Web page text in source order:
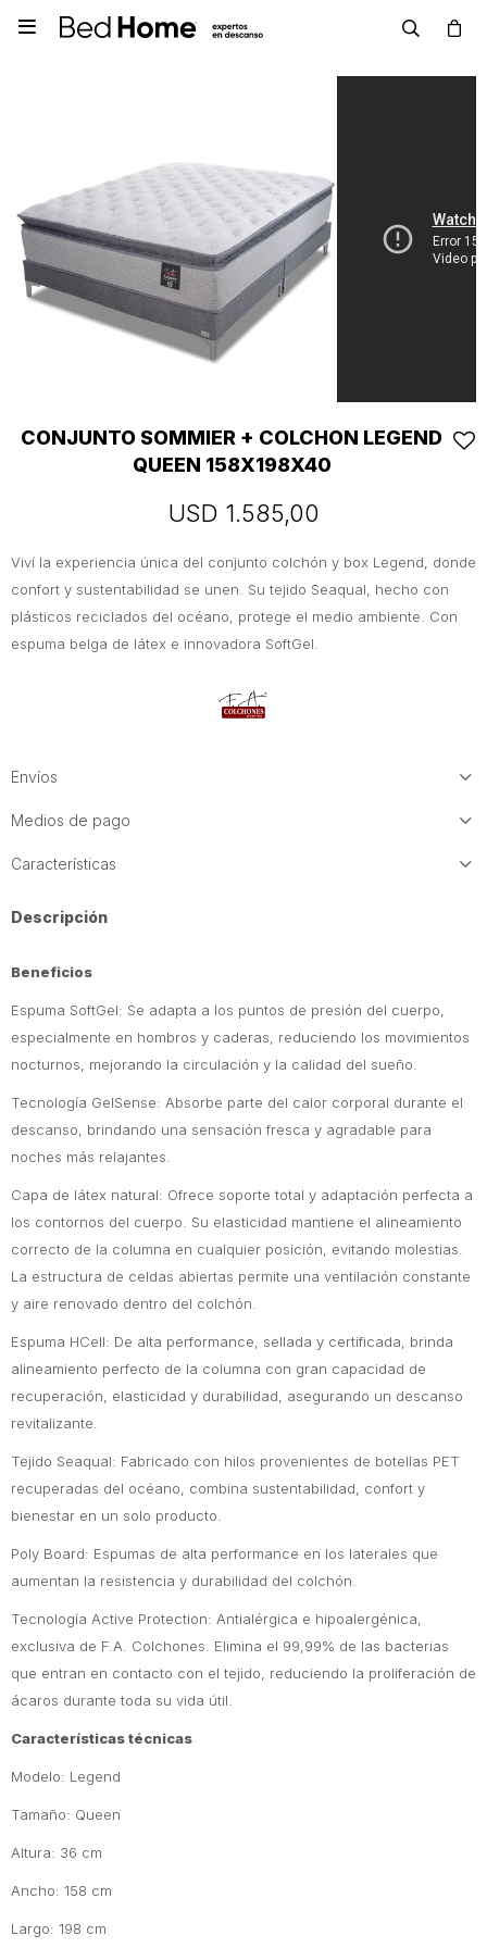

CONJUNTO SOMMIER + COLCHON LEGEND
QUEEN 158X198X40
USD 1.585,00
Viví la experiencia única del conjunto colchón y box Legend, donde
confort y sustentabilidad se unen. Su tejido Seaqual, hecho con
plásticos reciclados del océano, protege el medio ambiente. Con
espuma belga de látex e innovadora SoftGel.
Envíos
Medios de pago
Características
Descripción
Beneficios
Espuma SoftGel: Se adapta a los puntos de presión del cuerpo,
especialmente en hombros y caderas, reduciendo los movimientos
nocturnos, mejorando la circulación y la calidad del sueño.
Tecnología GelSense: Absorbe parte del calor corporal durante el
descanso, brindando una sensación fresca y agradable para
noches más relajantes.
Capa de látex natural: Ofrece soporte total y adaptación perfecta a
los contornos del cuerpo. Su elasticidad mantiene el alineamiento
correcto de la columna en cualquier posición, evitando molestias.
La estructura de celdas abiertas permite una ventilación constante
y aire renovado dentro del colchón.
Espuma HCell: De alta performance, sellada y certificada, brinda
alineamiento perfecto de la columna con gran capacidad de
recuperación, elasticidad y durabilidad, asegurando un descanso
revitalizante.
Tejido Seaqual: Fabricado con hilos provenientes de botellas PET
recuperadas del océano, combina sustentabilidad, confort y
bienestar en un solo producto.
Poly Board: Espumas de alta performance en los laterales que
aumentan la resistencia y durabilidad del colchón.
Tecnología Active Protection: Antialérgica e hipoalergénica,
exclusiva de F.A. Colchones. Elimina el 99,99% de las bacterias
que entran en contacto con el tejido, reduciendo la proliferación de
ácaros durante toda su vida útil.
Características técnicas
Modelo: Legend
Tamaño: Queen
Altura: 36 cm
Ancho: 158 cm
Largo: 198 cm